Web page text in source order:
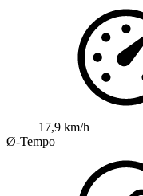
17,9 km/h
Ø-Tempo